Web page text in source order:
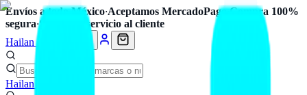
Envíos a todo México·Aceptamos MercadoPago·Compra 100%
segura·Soporte y servicio al cliente
Hailan Store
Hailan Store